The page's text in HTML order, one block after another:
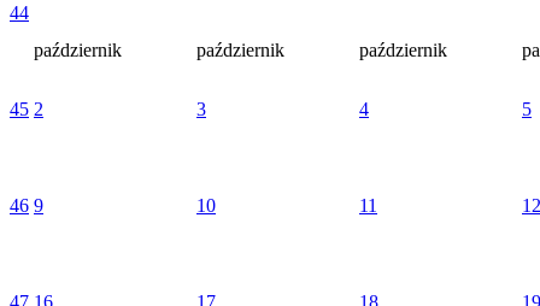
44
październik
październik październik
45 2 3 4 5
46 9 10 11 12
47 16 17 18 19